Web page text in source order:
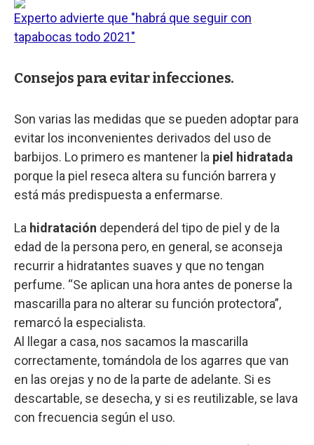
Experto advierte que "habrá que seguir con
tapabocas todo 2021"
Consejos para evitar infecciones.
Son varias las medidas que se pueden adoptar para
evitar los inconvenientes derivados del uso de
barbijos. Lo primero es mantener la piel hidratada
porque la piel reseca altera su función barrera y
está más predispuesta a enfermarse.
La hidratación dependerá del tipo de piel y de la
edad de la persona pero, en general, se aconseja
recurrir a hidratantes suaves y que no tengan
perfume. “Se aplican una hora antes de ponerse la
mascarilla para no alterar su función protectora”,
remarcó la especialista.
Al llegar a casa, nos sacamos la mascarilla
correctamente, tomándola de los agarres que van
en las orejas y no de la parte de adelante. Si es
descartable, se desecha, y si es reutilizable, se lava
con frecuencia según el uso.